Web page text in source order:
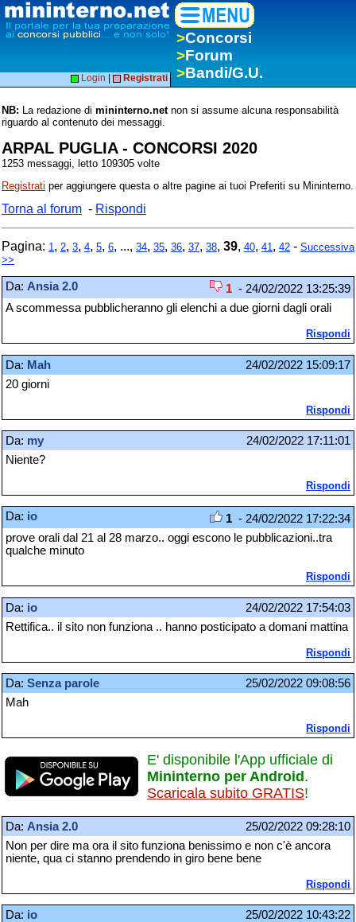
>Concorsi
>Forum
>Bandi/G.U.
Login Registrati
NB: La redazione di mininterno.netnon si assume alcuna responsabilità
riguardo al contenuto dei messaggi.
ARPAL PUGLIA - CONCORSI 2020
1253 messaggi, letto 109305 volte
Registrati per aggiungere questa o altre pagine ai tuoi Preferiti su Mininterno.
Torna al forum - Rispondi
Pagina: 1 , 2, 3, 4, 5, 6, ..., 34, 35, 36, 37, 38, 39, 40, 41 , 42 - Successiva
>>
Da: Ansia 2.0 1 - 24/02/2022 13:25:39
A scommessa pubblicheranno gli elenchi a due giorni dagli orali
Rispondi
Da: Mah
24/02/2022 15:09:17
20 giorni
Rispondi
Da: my
24/02/2022 17:11:01
Niente?
Rispondi
Da: io 1 - 24/02/2022 17:22:34
prove orali dal 21 al 28 marzo.. oggi escono le pubblicazioni..tra
qualche minuto
Rispondi
Da: io
24/02/2022 17:54:03
Rettifica.. il sito non funziona .. hanno posticipato a domani mattina
Rispondi
Da: Senza parole
25/02/2022 09:08:56
Mah
Rispondi
E' disponibile l'App ufficiale di
Mininterno per Android .
Scaricala subito GRATIS!
Da: Ansia 2.0
25/02/2022 09:28:10
Non per dire ma ora il sito funziona benissimo e non c'è ancora
niente, qua ci stanno prendendo in giro bene bene
Rispondi
Da: io
25/02/2022 10:43:22